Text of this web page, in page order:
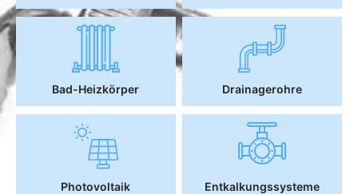
Bad-Heizkörper Drainagerohre
Photovoltaik Entkalkungssysteme